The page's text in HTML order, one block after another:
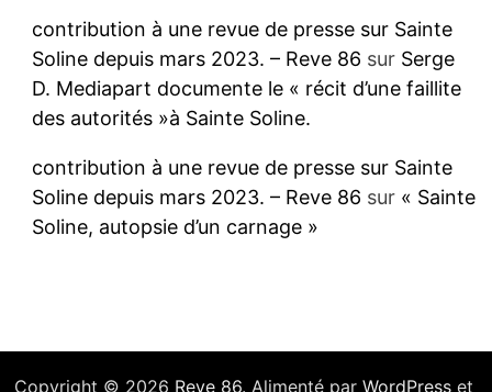
contribution à une revue de presse sur Sainte
Soline depuis mars 2023. – Reve 86 sur Serge
D. Mediapart documente le « récit d’une faillite
des autorités »à Sainte Soline.
contribution à une revue de presse sur Sainte
Soline depuis mars 2023. – Reve 86 sur « Sainte
Soline, autopsie d’un carnage »
Copyright © 2026 Reve 86. Alimenté par WordPresset